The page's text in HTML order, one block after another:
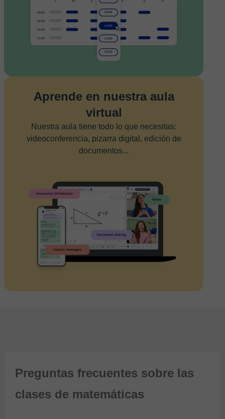
Aprende en nuestra aula
virtual
Nuestra aula tiene todo lo que necesitas:
videoconferencia, pizarra digital, edición de
documentos...
Preguntas frecuentes sobre las
clases de matemáticas